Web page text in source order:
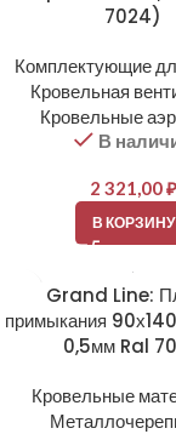
7024)
Комплектующие
Кровельная
Кровельные
В
2 321,00₽
В КОРЗИНУ
Grand Line:
примыкания
0,5мм Ral
Кровельные